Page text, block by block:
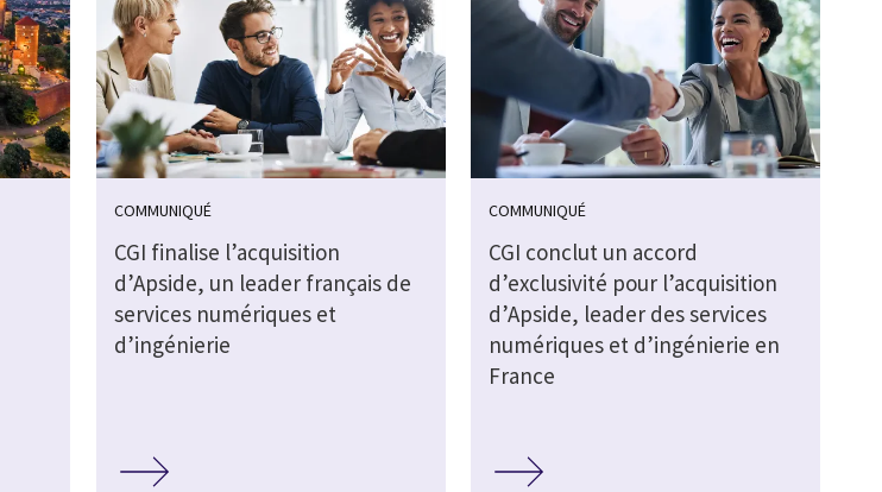
COMMUNIQUÉ
CGI finalise l’acquisition
d’Apside, un leader français de
services numériques et
d’ingénierie
COMMUNIQUÉ
CGI conclut un accord
d’exclusivité pour l’acquisition
d’Apside, leader des services
numériques et d’ingénierie en
France